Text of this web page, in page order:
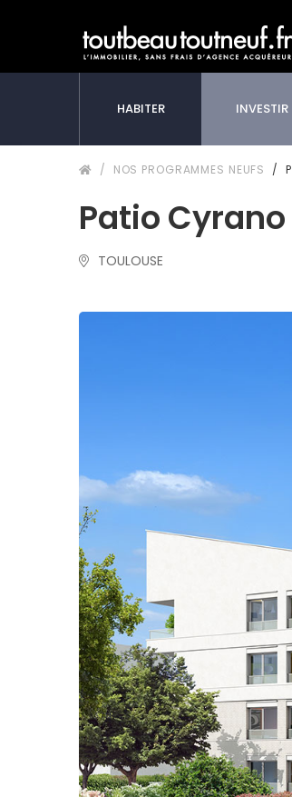
HABITER INVESTIR
NOS PROGRAMMES NEUFS
Patio Cyrano
TOULOUSE